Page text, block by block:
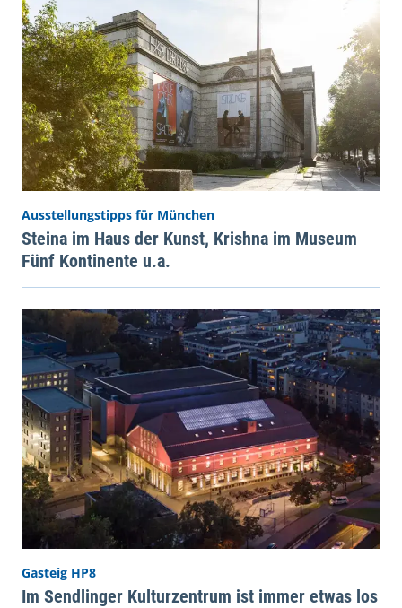
Ausstellungstipps für München
Steina im Haus der Kunst, Krishna im Museum
Fünf Kontinente u.a.
Gasteig HP8
Im Sendlinger Kulturzentrum ist immer etwas los